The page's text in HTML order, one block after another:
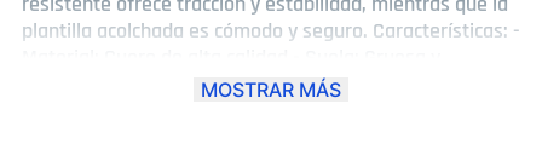
plantilla acolchada es cómodo y seguro. Características: -
resistente - Plantilla: Acolchada para mayor comodidad -
MOSTRAR MÁS